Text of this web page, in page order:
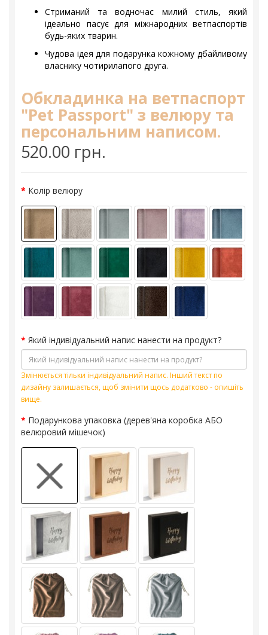
Стриманий та водночас милий стиль, який
ідеально пасує для міжнародних ветпаспортів
будь-яких тварин.
Чудова ідея для подарунка кожному дбайливому
власнику чотирилапого друга.
Обкладинка на ветпаспорт
"Pet Passport" з велюру та
персональним написом.
520.00 грн.
Колір велюру
Який індивідуальний напис нанести на продукт?
Змінюється тільки індивідуальний напис. Інший текст по
дизайну залишається, щоб змінити щось додатково - опишіть
вище.
Подарункова упаковка (дерев'яна коробка АБО
велюровий мішечок)